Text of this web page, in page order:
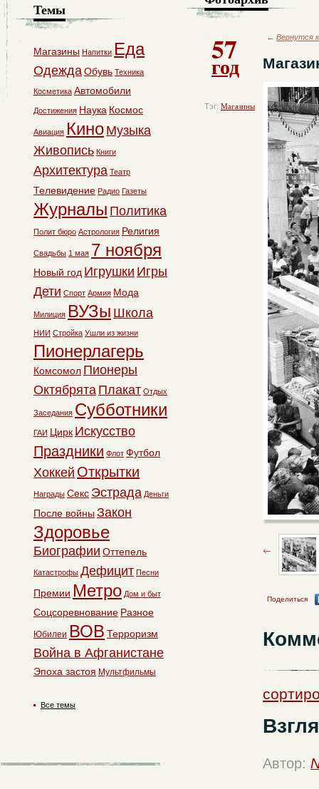
57
год
Тэг: Магазины
← Вернутся
Поделиться
Автор:
Темы
Магазины Напитки Еда
ОдеждаОбувь Техника
Косметика Автомобили
Достижения Наука Космос
Авиация Кино Музыка
Живопись Книги
Архитектура Театр
Телевидение Радио Газеты
Журналы Политика
Полит бюро Астрология Религия
Свадьбы 1 мая 7 ноября
Новый год Игрушки Игры
Дети Спорт Армия Мода
Милиция ВУЗы Школа
НИИ Стройка Ушли из жизни
Пионерлагерь
Комсомол Пионеры
Октябрята Плакат Отдых
Заседания Субботники
ГАИ Цирк Искусство
Праздники Флот Футбол
Хоккей Открытки
Награды Секс Эстрада Деньги
После войны Закон
Здоровье
Биографии Оттепель
Катастрофы Дефицит Песни
Премии Метро Дом и быт
Соцсоревнование Разное
Юбилеи ВОВ Терроризм
Война в Афганистане
Эпоха застоя Мультфильмы
Все темы